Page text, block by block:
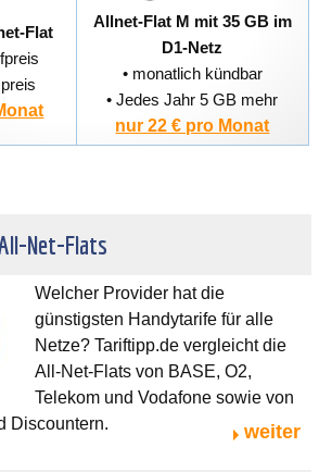
Flat
Allnet-Flat M mit 35 GB im
D1-Netz
• monatlich kündbar
• Jedes Jahr 5 GB mehr
nur 22 € pro Monat
Net-Flats
Welcher Provider hat die
günstigsten Handytarife für alle
Netze? Tariftipp.de vergleicht die
All-Net-Flats von BASE, O2,
Telekom und Vodafone sowie von
Discountern.
weiter